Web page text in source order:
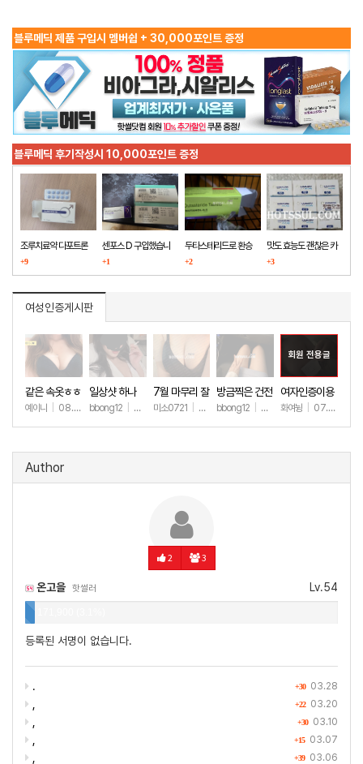
블루메딕 제품 구입시 멤버쉽 + 30,000포인트 증정
블루메딕 후기작성시 10,000포인트 증정
조루치료약 다포트론
구매했습니다
+9
센포스 D 구입했습니
다
+1
두타스테리드로 환승
+2
맛도 효능도 괜찮은 카
마그라
+3
여성인증게시판
같은 속옷ㅎㅎ
예이니 08.04 +60
일상샷 하나
bbong12 07.31+88
7월 마무리 잘
하세요🫶
미소0721 07.31+242
방금찍은 건전
한 일상샷
bbong12 07.28+89
회원 전용글
여자인증이용
ㅎㅎ
화여뉭 07.27
Author
2 3
Lv.54
온고을 핫썰러
등록된 서명이 없습니다.
+30 03.28
.
+22 03.20
+30 03.10
+15 03.07
+39 03.06